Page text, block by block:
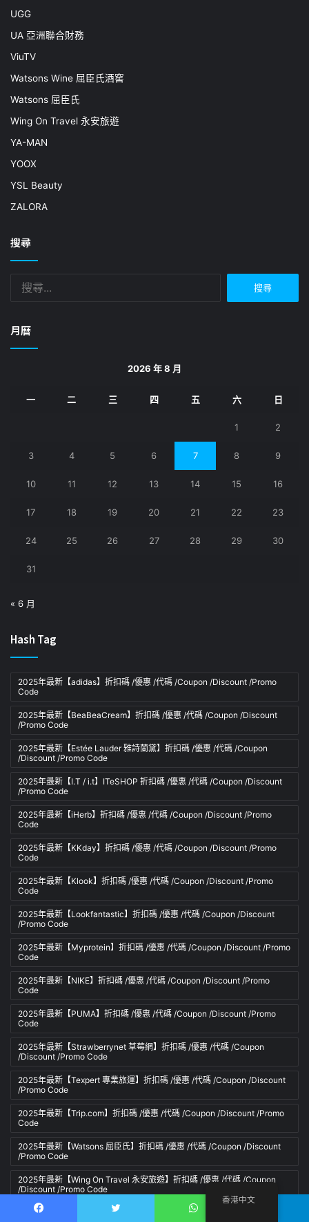
UGG
UA 亞洲聯合財務
ViuTV
Watsons Wine 屈臣氏酒窖
Watsons 屈臣氏
Wing On Travel 永安旅遊
YA-MAN
YOOX
YSL Beauty
ZALORA
搜尋
月曆
2026 年 8 月
一 二 三 四 五 六 日
1 2
3 4 5 6 7 8 9
10 11 12 13 14 15 16
17 18 19 20 21 22 23
24 25 26 27 28 29 30
31
« 6 月
Hash Tag
2025年最新【adidas】折扣碼 /優惠 /代碼 /Coupon /Discount /Promo
Code
2025年最新【BeaBeaCream】折扣碼 /優惠 /代碼 /Coupon /Discount
/Promo Code
2025年最新【Estée Lauder 雅詩蘭黛】折扣碼 /優惠 /代碼 /Coupon
/Discount /Promo Code
2025年最新【I.T / i.t】ITeSHOP 折扣碼 /優惠 /代碼 /Coupon /Discount
/Promo Code
2025年最新【iHerb】折扣碼 /優惠 /代碼 /Coupon /Discount /Promo
Code
2025年最新【KKday】折扣碼 /優惠 /代碼 /Coupon /Discount /Promo
Code
2025年最新【Klook】折扣碼 /優惠 /代碼 /Coupon /Discount /Promo
Code
2025年最新【Lookfantastic】折扣碼 /優惠 /代碼 /Coupon /Discount
/Promo Code
2025年最新【Myprotein】折扣碼 /優惠 /代碼 /Coupon /Discount /Promo
Code
2025年最新【NIKE】折扣碼 /優惠 /代碼 /Coupon /Discount /Promo
Code
2025年最新【PUMA】折扣碼 /優惠 /代碼 /Coupon /Discount /Promo
Code
2025年最新【Strawberrynet 草莓網】折扣碼 /優惠 /代碼 /Coupon
/Discount /Promo Code
2025年最新【Texpert 專業旅運】折扣碼 /優惠 /代碼 /Coupon /Discount
/Promo Code
2025年最新【Trip.com】折扣碼 /優惠 /代碼 /Coupon /Discount /Promo
Code
2025年最新【Watsons 屈臣氏】折扣碼 /優惠 /代碼 /Coupon /Discount
/Promo Code
2025年最新【Wing On Travel 永安旅遊】折扣碼 /優惠 /代碼 /Coupon
/Discount /Promo Code
2025年最新【ZALORA】折扣碼 /優惠 /代碼 /Coupon /Discount /Promo
香港中文